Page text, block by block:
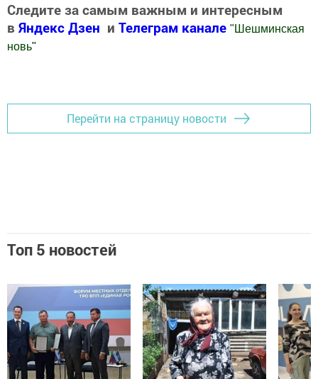
Следите за самым важным и интересным
в Яндекс Дзен и Телеграм канале " Шешминская
новь"
Перейти на страницу новости
Топ 5 новостей